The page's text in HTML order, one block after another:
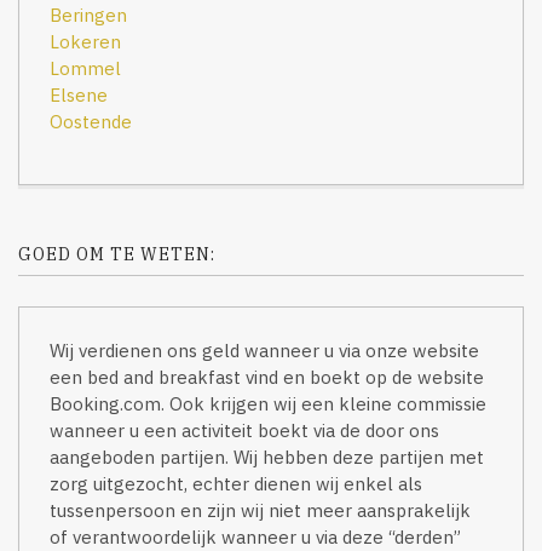
Beringen
Lokeren
Lommel
Elsene
Oostende
GOED OM TE WETEN:
Wij verdienen ons geld wanneer u via onze website
een bed and breakfast vind en boekt op de website
Booking.com. Ook krijgen wij een kleine commissie
wanneer u een activiteit boekt via de door ons
aangeboden partijen. Wij hebben deze partijen met
zorg uitgezocht, echter dienen wij enkel als
tussenpersoon en zijn wij niet meer aansprakelijk
of verantwoordelijk wanneer u via deze “derden”